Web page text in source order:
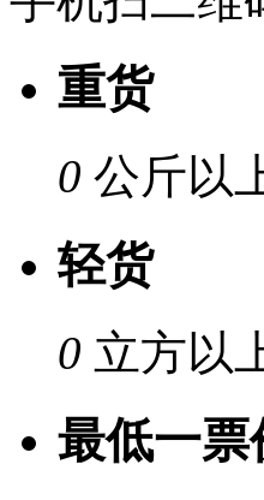
重货
0 公斤以
轻货
0 立方以
最低一票